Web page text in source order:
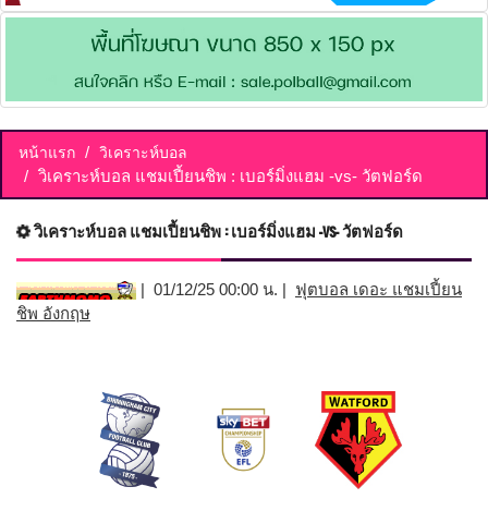
หน้าแรก วิเคราะห์บอล
วิเคราะห์บอล แชมเปี้ยนชิพ : เบอร์มิ่งแฮม -vs- วัตฟอร์ด
วิเคราะห์บอล แชมเปี้ยนชิพ : เบอร์มิ่งแฮม -vs- วัตฟอร์ด
| 01/12/25 00:00 น. | ฟุตบอล เดอะ แชมเปี้ยน
ชิพ อังกฤษ